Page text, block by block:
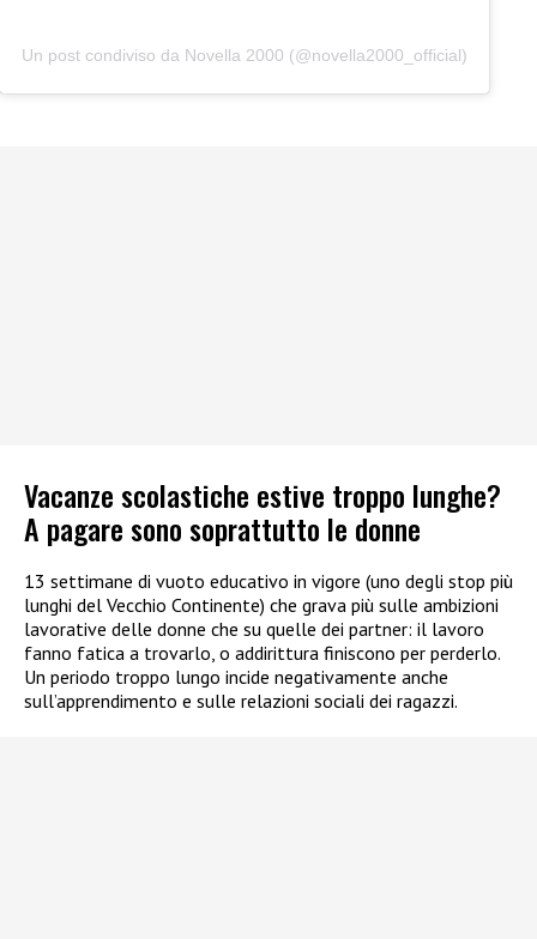
Un post condiviso da Novella 2000 (@novella2000_official)
Vacanze scolastiche estive troppo lunghe?
A pagare sono soprattutto le donne
13 settimane di vuoto educativo in vigore (uno degli stop più
lunghi del Vecchio Continente) che grava più sulle ambizioni
lavorative delle donne che su quelle dei partner: il lavoro
fanno fatica a trovarlo, o addirittura finiscono per perderlo.
Un periodo troppo lungo incide negativamente anche
sull’apprendimento e sulle relazioni sociali dei ragazzi.